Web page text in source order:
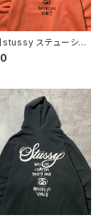
stussy ステューシ
ドツアー バックプリ
ンジ スウェット パ